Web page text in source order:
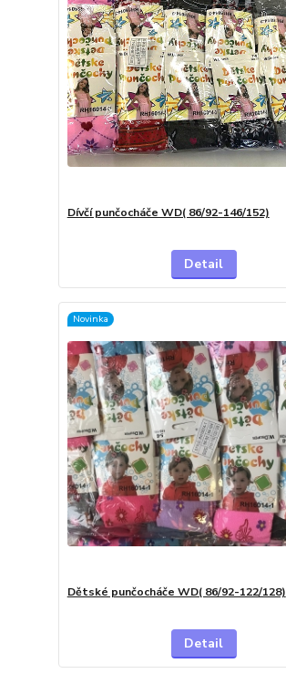
Dívčí punčocháče WD( 86/92-146/152)
Detail
Novinka
Dětské punčocháče WD( 86/92-122/128)
Detail